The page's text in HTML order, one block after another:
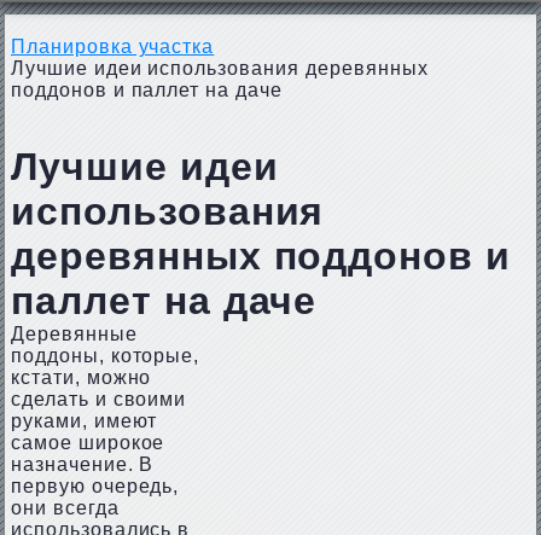
Планировка участка
Лучшие идеи использования деревянных
поддонов и паллет на даче
Лучшие идеи
использования
деревянных поддонов и
паллет на даче
Деревянные
поддоны, которые,
кстати, можно
сделать и своими
руками, имеют
самое широкое
назначение. В
первую очередь,
они всегда
использовались в